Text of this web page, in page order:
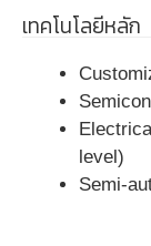
เทคโนโลยีหลัก
level)
Semi-